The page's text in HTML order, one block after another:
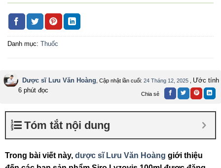
Danh mục: Thuốc
Dược sĩ Lưu Văn Hoàng , Cập nhật lần cuối: 24 Tháng 12, 2025
Ước tính
6 phút đọc
Chia sẻ
Tóm tắt nội dung
Trong bài viết này, dược sĩ Lưu Văn Hoàng giới thiệu